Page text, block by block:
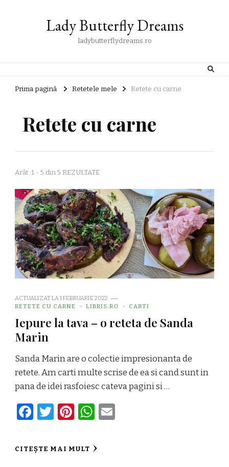
Lady Butterfly Dreams
ladybutterflydreams.ro
Prima pagină Retetele mele Retete cu carne
Retete cu carne
Arăt: 1 - 5 din 5 REZULTATE
ACTUALIZAT LA1 FEBRUARIE 2022
RETETE CU CARNE
LIBRIS.RO CARTI
Iepure la tava – o reteta de Sanda
Marin
Sanda Marin are o colectie impresionanta de
retete. Am carti multe scrise de ea si cand sunt in
pana de idei rasfoiesc cateva pagini si …
Facebook
Twitter
Pinterest
WhatsApp
CITEȘTE MAI MULT